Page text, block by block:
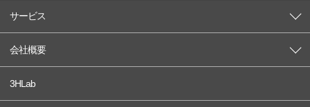
サービス
会社概要
3HLab